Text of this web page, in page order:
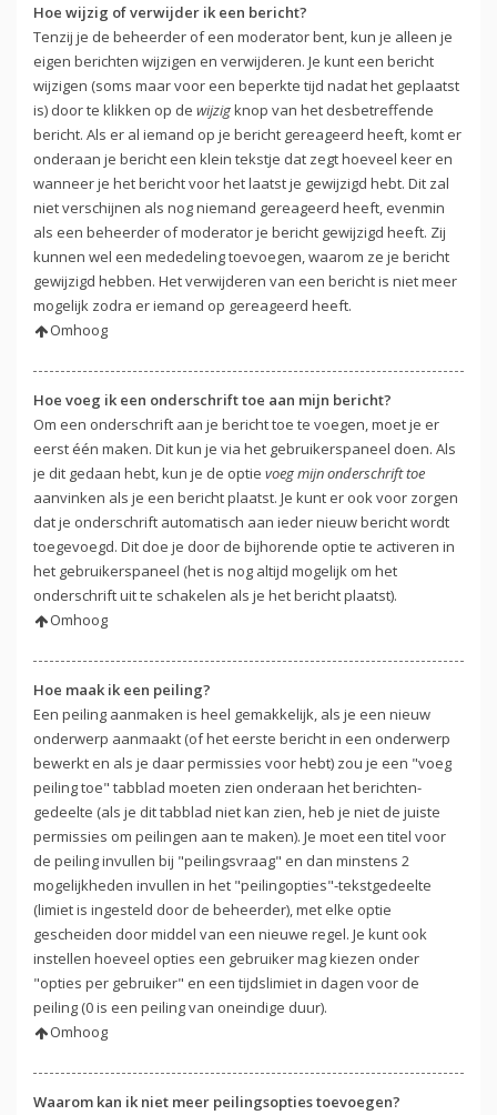
Hoe wijzig of verwijder ik een bericht?
Tenzij je de beheerder of een moderator bent, kun je alleen je
eigen berichten wijzigen en verwijderen. Je kunt een bericht
wijzigen (soms maar voor een beperkte tijd nadat het geplaatst
is) door te klikken op de wijzigknop van het desbetreffende
bericht. Als er al iemand op je bericht gereageerd heeft, komt er
onderaan je bericht een klein tekstje dat zegt hoeveel keer en
wanneer je het bericht voor het laatst je gewijzigd hebt. Dit zal
niet verschijnen als nog niemand gereageerd heeft, evenmin
als een beheerder of moderator je bericht gewijzigd heeft. Zij
kunnen wel een mededeling toevoegen, waarom ze je bericht
gewijzigd hebben. Het verwijderen van een bericht is niet meer
mogelijk zodra er iemand op gereageerd heeft.
Omhoog
Hoe voeg ik een onderschrift toe aan mijn bericht?
Om een onderschrift aan je bericht toe te voegen, moet je er
eerst één maken. Dit kun je via het gebruikerspaneel doen. Als
je dit gedaan hebt, kun je de optie voeg mijn onderschrift toe
aanvinken als je een bericht plaatst. Je kunt er ook voor zorgen
dat je onderschrift automatisch aan ieder nieuw bericht wordt
toegevoegd. Dit doe je door de bijhorende optie te activeren in
het gebruikerspaneel (het is nog altijd mogelijk om het
onderschrift uit te schakelen als je het bericht plaatst).
Omhoog
Hoe maak ik een peiling?
Een peiling aanmaken is heel gemakkelijk, als je een nieuw
onderwerp aanmaakt (of het eerste bericht in een onderwerp
bewerkt en als je daar permissies voor hebt) zou je een "voeg
peiling toe" tabblad moeten zien onderaan het berichten-
gedeelte (als je dit tabblad niet kan zien, heb je niet de juiste
permissies om peilingen aan te maken). Je moet een titel voor
de peiling invullen bij "peilingsvraag" en dan minstens 2
mogelijkheden invullen in het "peilingopties"-tekstgedeelte
(limiet is ingesteld door de beheerder), met elke optie
gescheiden door middel van een nieuwe regel. Je kunt ook
instellen hoeveel opties een gebruiker mag kiezen onder
"opties per gebruiker" en een tijdslimiet in dagen voor de
peiling (0 is een peiling van oneindige duur).
Omhoog
Waarom kan ik niet meer peilingsopties toevoegen?